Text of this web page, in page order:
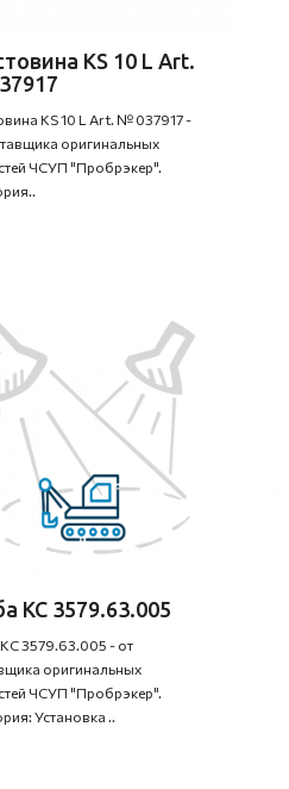
KS 10 L Art.
KS 10 L Art. № 037917 -
оригинальных
ЧСУП "Пробрэкер".
КС 3579.63.005
3579.63.005 - от
оригинальных
ЧСУП "Пробрэкер".
Установка ..